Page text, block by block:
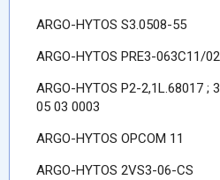
ARGO-HYTOS S3.0508-55
ARGO-HYTOS PRE3-063C11/
ARGO-HYTOS P2-2,1L.68017 ;
05 03 0003
ARGO-HYTOS OPCOM 11
ARGO-HYTOS 2VS3-06-CS